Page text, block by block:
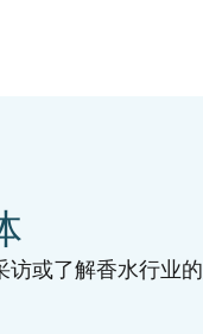
访或了解香水行业